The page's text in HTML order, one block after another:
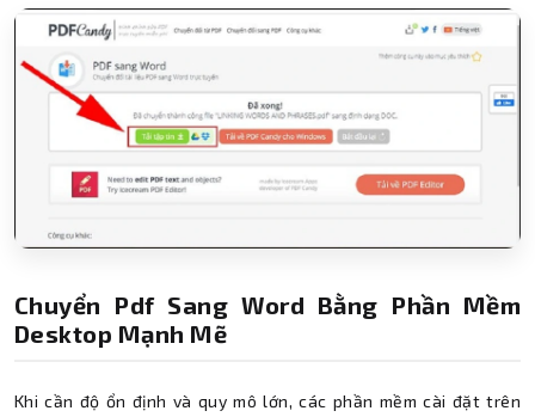
Chuyển Pdf Sang Word Bằng Phần Mềm
Desktop Mạnh Mẽ
Khi cần độ ổn định và quy mô lớn, các phần mềm cài đặt trên